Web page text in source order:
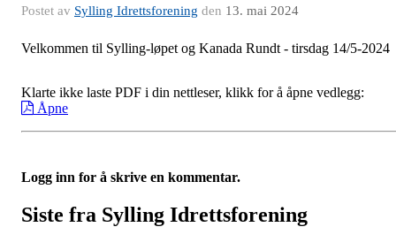
Postet av Sylling Idrettsforening den 13. mai 2024
Velkommen til Sylling-løpet og Kanada Rundt - tirsdag 14/5-2024
Klarte ikke laste PDF i din nettleser, klikk for å åpne vedlegg:
Åpne
Logg inn for å skrive en kommentar.
Siste fra Sylling Idrettsforening